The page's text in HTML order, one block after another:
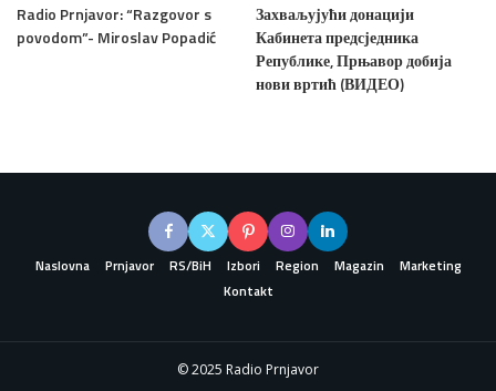
Radio Prnjavor: “Razgovor s
povodom”- Miroslav Popadić
Захваљујући донацији
Кабинета предсједника
Републике, Прњавор добија
нови вртић (ВИДЕО)
Naslovna Prnjavor RS/BiH Izbori Region Magazin
Marketing
Kontakt
© 2025 Radio Prnjavor